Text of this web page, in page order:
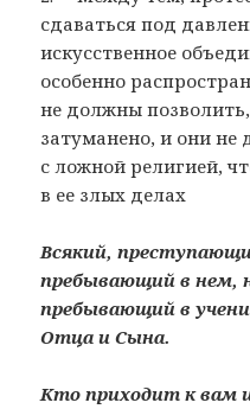
сдаваться под
искусственное
особенно
не должны
затуманено, и они
с ложной религией,
в ее злых делах
Всякий,
пребывающий в нем,
пребывающий в
Отца и Сына.
Кто приходит к вам